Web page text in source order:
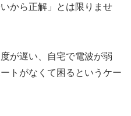
から正解」とは限りませ
が遅い、自宅で電波が弱
トがなくて困るというケー